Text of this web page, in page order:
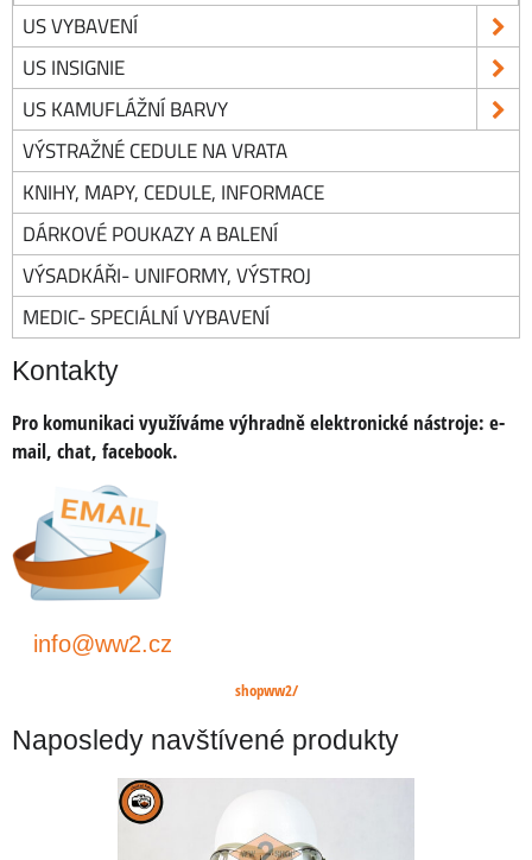
US VYBAVENÍ
US INSIGNIE
US KAMUFLÁŽNÍ BARVY
VÝSTRAŽNÉ CEDULE NA VRATA
KNIHY, MAPY, CEDULE, INFORMACE
DÁRKOVÉ POUKAZY A BALENÍ
VÝSADKÁŘI- UNIFORMY, VÝSTROJ
MEDIC- SPECIÁLNÍ VYBAVENÍ
Kontakty
Pro komunikaci využíváme výhradně elektronické nástroje: e-
mail, chat, facebook.
info@ww2.cz
shopww2/
Naposledy navštívené produkty